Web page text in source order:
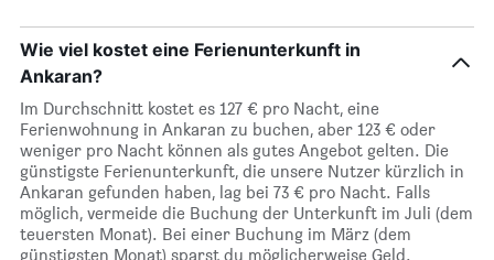
Wie viel kostet eine Ferienunterkunft in
Ankaran?
Im Durchschnitt kostet es 127 € pro Nacht, eine
Ferienwohnung in Ankaran zu buchen, aber 123 € oder
weniger pro Nacht können als gutes Angebot gelten. Die
günstigste Ferienunterkunft, die unsere Nutzer kürzlich in
Ankaran gefunden haben, lag bei 73 € pro Nacht. Falls
möglich, vermeide die Buchung der Unterkunft im Juli (dem
teuersten Monat). Bei einer Buchung im März (dem
günstigsten Monat) sparst du möglicherweise Geld.